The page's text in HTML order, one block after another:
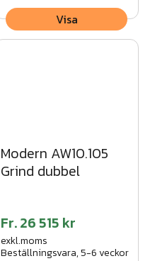
Visa
Modern AW10.105
Grind dubbel
Fr.26 515 kr
exkl.moms
Beställningsvara, 5-6 veckor